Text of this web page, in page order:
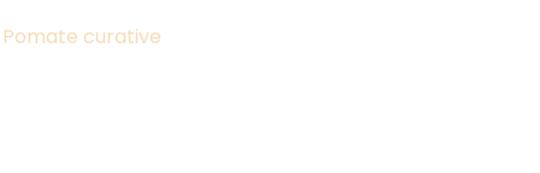
Pomate curative